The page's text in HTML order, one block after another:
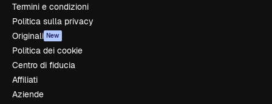
Termini e condizioni
Politica sulla privacy
Originali New
Politica dei cookie
Centro di fiducia
Affiliati
Aziende